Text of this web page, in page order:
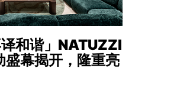
译和谐」NATUZZI
幕揭开，隆重亮